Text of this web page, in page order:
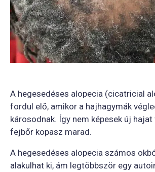
A hegesedéses alopecia (cicatricial
fordul elő, amikor a hajhagymák
károsodnak. Így nem képesek új
fejbőr kopasz marad.
A hegesedéses alopecia számos
alakulhat ki, ám legtöbbször egy